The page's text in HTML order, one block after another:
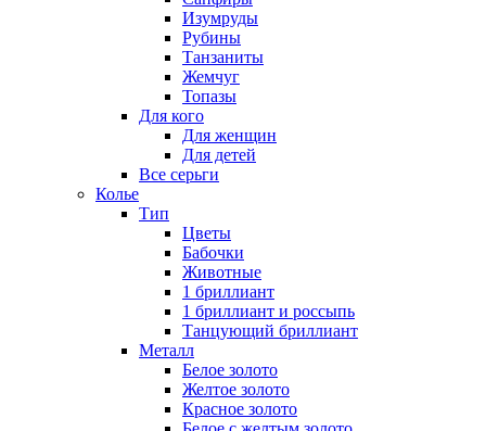
Изумруды
Рубины
Танзаниты
Жемчуг
Топазы
Для кого
Для женщин
Для детей
Все серьги
Колье
Тип
Цветы
Бабочки
Животные
1 бриллиант
1 бриллиант и россыпь
Танцующий бриллиант
Металл
Белое золото
Желтое золото
Красное золото